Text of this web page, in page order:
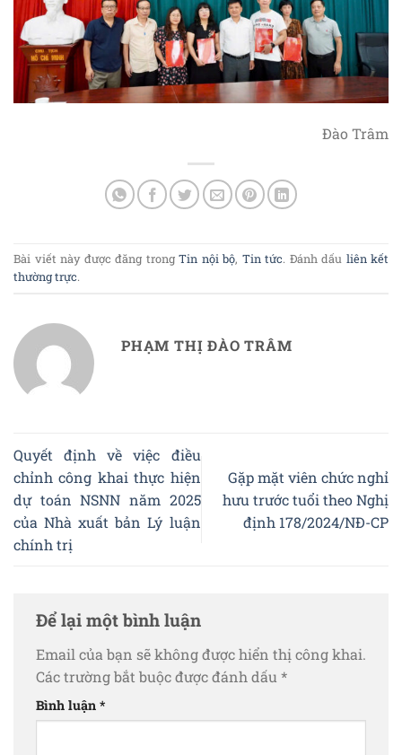
Đào Trâm
Bài viết này được đăng trong Tin nội bộ, Tin tức. Đánh dấu liên kết
thường trực.
PHẠM THỊ ĐÀO TRÂM
Quyết định về việc điều
chỉnh công khai thực hiện
dự toán NSNN năm 2025
của Nhà xuất bản Lý luận
chính trị
Gặp mặt viên chức nghỉ
hưu trước tuổi theo Nghị
định 178/2024/NĐ-CP
Để lại một bình luận
Email của bạn sẽ không được hiển thị công khai.
Các trường bắt buộc được đánh dấu *
Bình luận *